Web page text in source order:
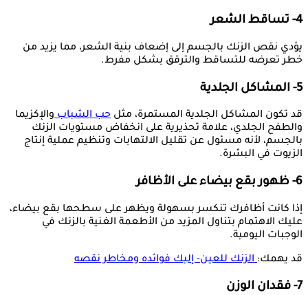
4- تساقط الشعر
يؤدي نقص الزنك بالجسم إلى إضعاف بنية الشعر، مما يزيد من
خطر تعرضه للتساقط والترقق بشكل مفرط.
5- المشاكل الجلدية
قد تكون المشاكل الجلدية المستمرة، مثل حب الشبابوالإكزيما
والطفح الجلدي، علامة تحذيرية على انخفاض مستويات الزنك
بالجسم، لأنه مسئول عن تقليل الالتهابات وتنظيم عملية إنتاج
الزيوت في البشرة.
6- ظهور بقع بيضاء على الأظافر
إذا كانت أظافرك تنكسر بسهولة ويظهر على سطحها بقع بيضاء،
عليك الاهتمام بتناول المزيد من الأطعمة الغنية بالزنك في
الوجبات اليومية.
قد يهمك:الزنك للعين- إليك فوائده ومخاطر نقصه
7- فقدان الوزن